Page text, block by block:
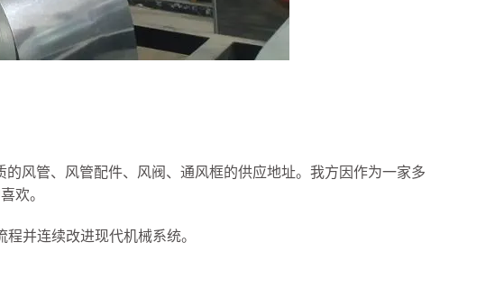
风管、风管配件、风阀、通风框的供应地址。我方因作为一家多
欢。
并连续改进现代机械系统。